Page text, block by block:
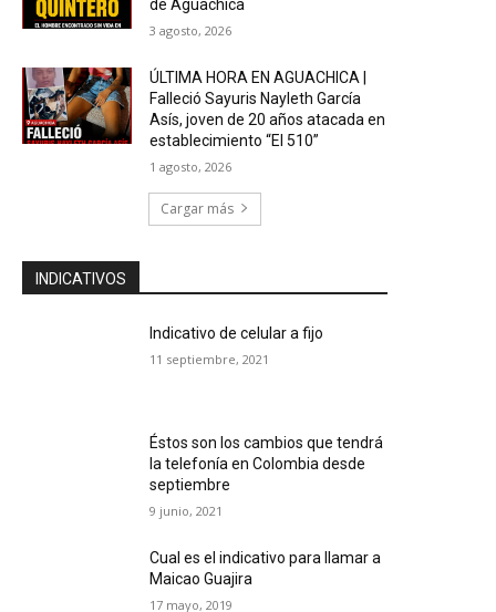
de Aguachica
3 agosto, 2026
ÚLTIMA HORA EN AGUACHICA |
Falleció Sayuris Nayleth García
Asís, joven de 20 años atacada en
establecimiento “El 510”
1 agosto, 2026
Cargar más
INDICATIVOS
Indicativo de celular a fijo
11 septiembre, 2021
Éstos son los cambios que tendrá
la telefonía en Colombia desde
septiembre
9 junio, 2021
Cual es el indicativo para llamar a
Maicao Guajira
17 mayo, 2019